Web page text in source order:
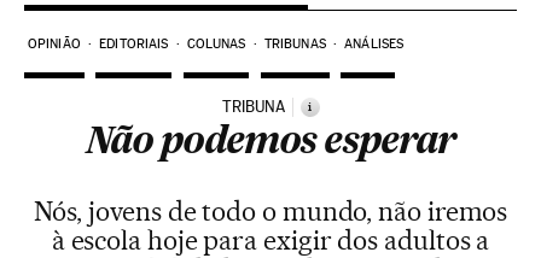
OPINIÃO EDITORIAIS COLUNAS TRIBUNAS ANÁLISES
TRIBUNA i
Não podemos esperar
Nós, jovens de todo o mundo, não iremos
à escola hoje para exigir dos adultos a